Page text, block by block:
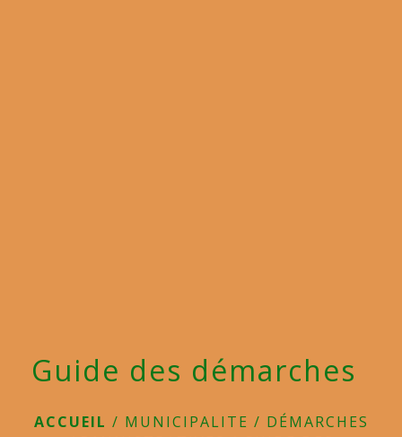
Guide des démarches
ACCUEIL / MUNICIPALITE / DÉMARCHES